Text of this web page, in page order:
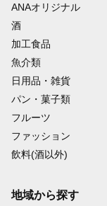
ANAオリジナル
酒
加工食品
魚介類
日用品・雑貨
パン・菓子類
フルーツ
ファッション
飲料(酒以外)
地域から探す